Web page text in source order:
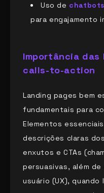
Uso de
para engajamento
Importância das
calls-to-action
Landing pages bem
fundamentais para
Elementos
descrições claras
enxutos e CTAs
persuasivas, além
usuário (UX),